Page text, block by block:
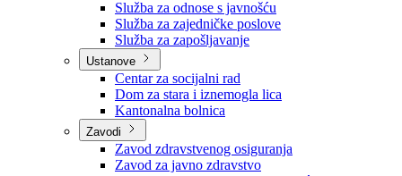
Službe
Služba za odnose s javnošću
Služba za zajedničke poslove
Služba za zapošljavanje
Ustanove
Centar za socijalni rad
Dom za stara i iznemogla lica
Kantonalna bolnica